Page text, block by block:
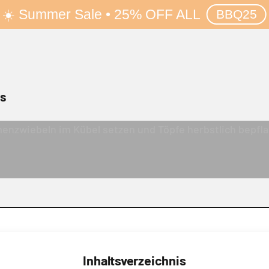
☀️ Summer Sale • 25% OFF ALL BBQ25
Inhaltsverzeichnis